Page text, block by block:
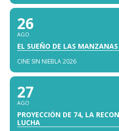
26
AGO
EL SUEÑO DE LAS MANZANAS
CINE SIN NIEBLA 2026
27
AGO
PROYECCIÓN DE 74, LA
LUCHA